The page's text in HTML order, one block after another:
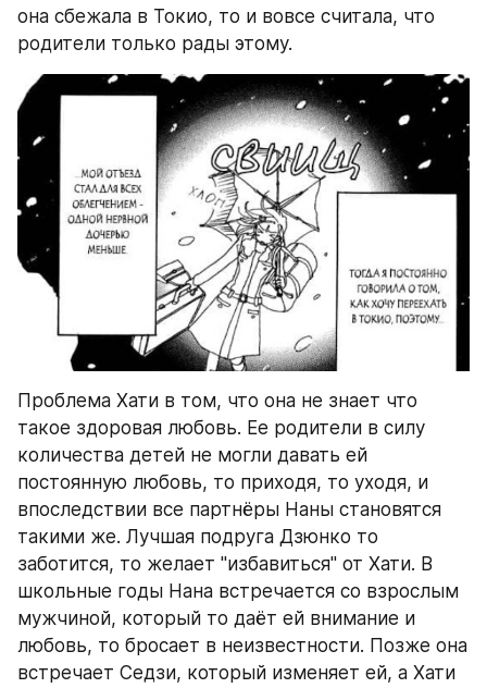
она сбежала в Токио, то и вовсе считала, что
родители только рады этому.
Проблема Хати в том, что она не знает что
такое здоровая любовь. Ее родители в силу
количества детей не могли давать ей
постоянную любовь, то приходя, то уходя, и
впоследствии все партнёры Наны становятся
такими же. Лучшая подруга Дзюнко то
заботится, то желает "избавиться" от Хати. В
школьные годы Нана встречается со взрослым
мужчиной, который то даёт ей внимание и
любовь, то бросает в неизвестности. Позже она
встречает Седзи, который изменяет ей, а Хати